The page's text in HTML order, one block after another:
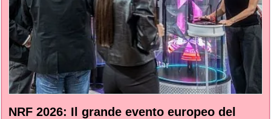
NRF 2026: Il grande evento europeo del